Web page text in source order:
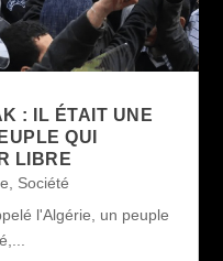
: IL ÉTAIT UNE
QUI
LIBRE
Société
l'Algérie, un peuple